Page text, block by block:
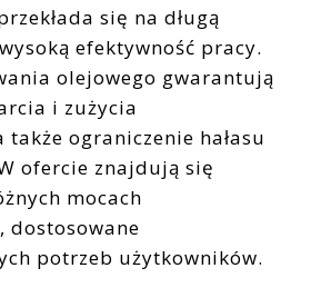
się na długą
efektywność pracy.
olejowego gwarantują
i zużycia
ograniczenie hałasu
ofercie znajdują się
mocach
dostosowane
potrzeb użytkowników.